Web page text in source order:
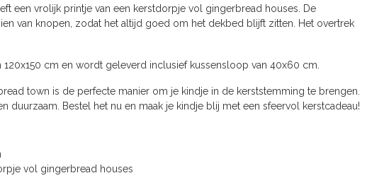
een vrolijk printje van een kerstdorpje vol gingerbread houses. De
van knopen, zodat het altijd goed om het dekbed blijft zitten. Het overtrek
120x150 cm en wordt geleverd inclusief kussensloop van 40x60 cm.
town is de perfecte manier om je kindje in de kerststemming te brengen.
duurzaam. Bestel het nu en maak je kindje blij met een sfeervol kerstcadeau!
vol gingerbread houses